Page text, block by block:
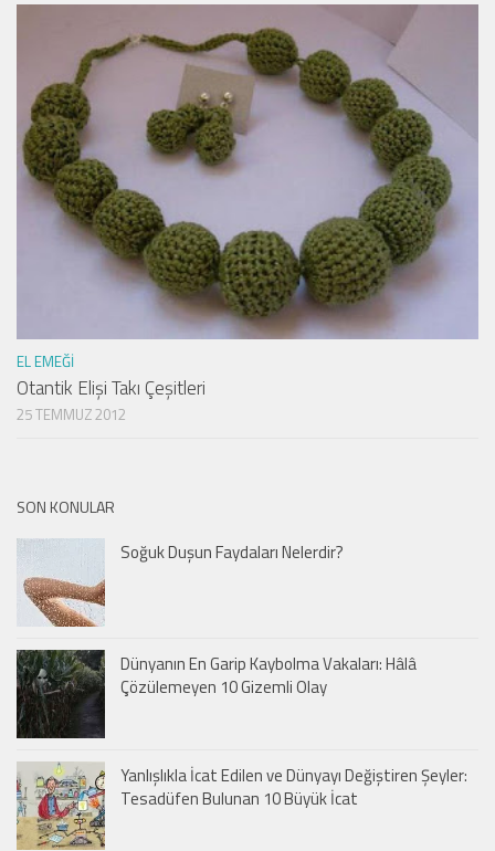
EL EMEĞI
Otantik Elişi Takı Çeşitleri
25 TEMMUZ 2012
SON KONULAR
Soğuk Duşun Faydaları Nelerdir?
Dünyanın En Garip Kaybolma Vakaları: Hâlâ
Çözülemeyen 10 Gizemli Olay
Yanlışlıkla İcat Edilen ve Dünyayı Değiştiren Şeyler:
Tesadüfen Bulunan 10 Büyük İcat